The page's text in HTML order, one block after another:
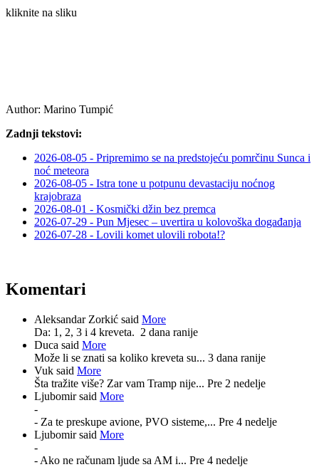
kliknite na sliku
Author: Marino Tumpić
Zadnji tekstovi:
2026-08-05 - Pripremimo se na predstojeću pomrčinu Sunca i
noć meteora
2026-08-05 - Istra tone u potpunu devastaciju noćnog
krajobraza
2026-08-01 - Kosmički džin bez premca
2026-07-29 - Pun Mjesec – uvertira u kolovoška događanja
2026-07-28 - Lovili komet ulovili robota!?
Komentari
Aleksandar Zorkić said More
Da: 1, 2, 3 i 4 kreveta. 2 dana ranije
Duca said More
Može li se znati sa koliko kreveta su... 3 dana ranije
Vuk said More
Šta tražite više? Zar vam Tramp nije... Pre 2 nedelje
Ljubomir said More
-
- Za te preskupe avione, PVO sisteme,... Pre 4 nedelje
Ljubomir said More
-
- Ako ne računam ljude sa AM i... Pre 4 nedelje